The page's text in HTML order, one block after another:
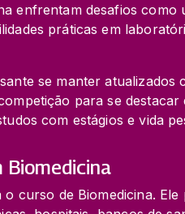
enfrentam desafios
práticas em
se manter
para se destacar
com estágios e vida
Biomedicina
curso de Biomedicina.